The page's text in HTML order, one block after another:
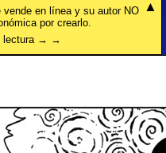
en línea y su autor NO
por crearlo.
lectura → →